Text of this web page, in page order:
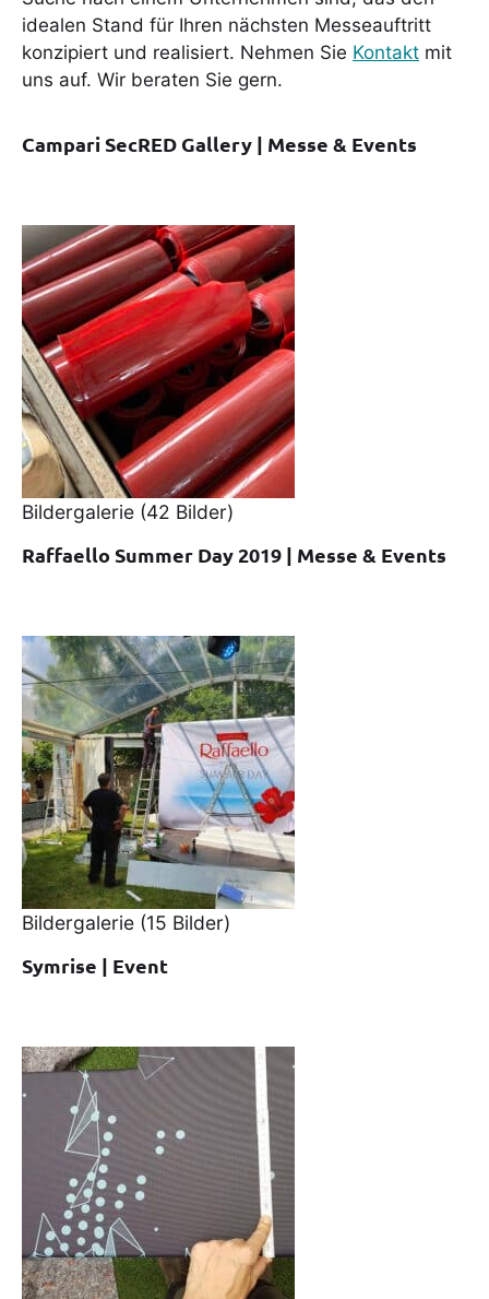
idealen Stand für Ihren nächsten Messeauftritt
konzipiert und realisiert. Nehmen Sie Kontakt mit
uns auf. Wir beraten Sie gern.
Campari SecRED Gallery | Messe & Events
Bildergalerie (42 Bilder)
Raffaello Summer Day 2019 | Messe & Events
Bildergalerie (15 Bilder)
Symrise | Event